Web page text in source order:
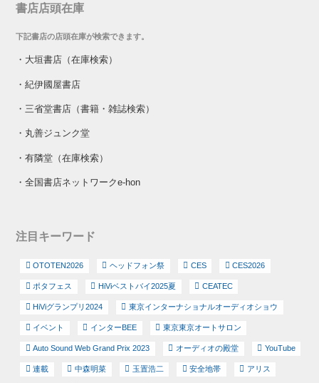
書店店頭在庫
下記書店の店頭在庫が検索できます。
・ 大垣書店（在庫検索）
・紀伊國屋書店
・ 三省堂書店（書籍・雑誌検索）
・ 丸善ジュンク堂
・有隣堂（在庫検索）
・全国書店ネットワークe-hon
注目キーワード
OTOTEN2026 ヘッドフォン祭 CES CES2026
ポタフェス HiViベストバイ2025夏 CEATEC
HiViグランプリ2024 東京インターナショナルオーディオショウ
イベント インターBEE 東京東京オートサロン
Auto Sound Web Grand Prix 2023 オーディオの殿堂 YouTube
連載 中森明菜 玉置浩二 安全地帯 アリス